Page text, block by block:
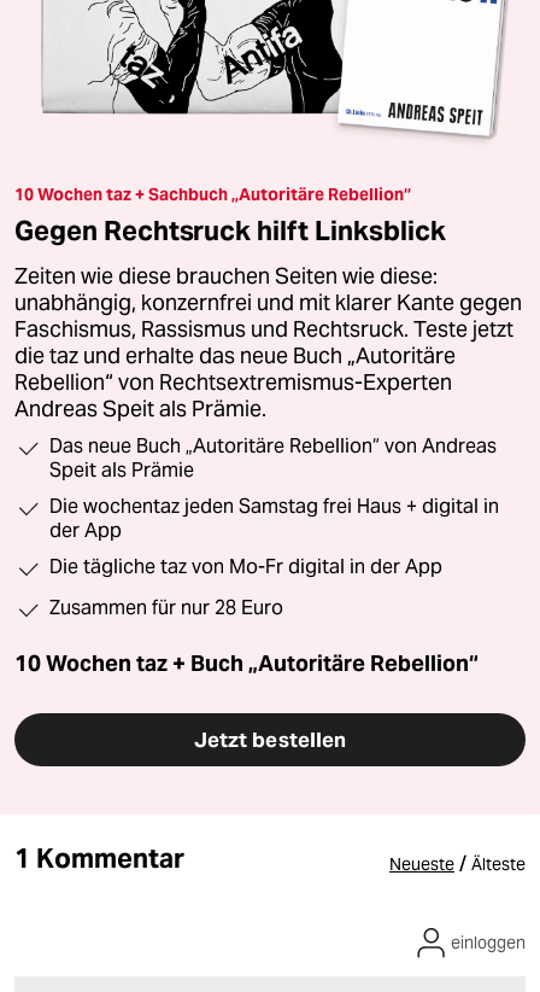
10 Wochen taz + Sachbuch „Autoritäre Rebellion“
Gegen Rechtsruck hilft Linksblick
Zeiten wie diese brauchen Seiten wie diese:
unabhängig, konzernfrei und mit klarer Kante gegen
Faschismus, Rassismus und Rechtsruck. Teste jetzt
die taz und erhalte das neue Buch „Autoritäre
Rebellion“ von Rechtsextremismus-Experten
Andreas Speit als Prämie.
Das neue Buch „Autoritäre Rebellion“ von Andreas
Speit als Prämie
Die wochentaz jeden Samstag frei Haus + digital in
der App
Die tägliche taz von Mo-Fr digital in der App
Zusammen für nur 28 Euro
10 Wochen taz + Buch „Autoritäre Rebellion“
Jetzt bestellen
1 Kommentar Neueste / Älteste
einloggen